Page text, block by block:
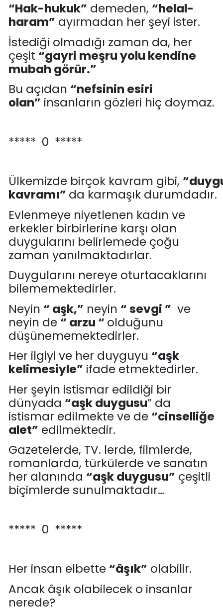
“Hak-hukuk” demeden, “helal-
haram” ayırmadan her şeyi ister.
İstediği olmadığı zaman da, her
çeşit “gayri meşru yolu kendine
mubah görür.”
Bu açıdan “nefsinin esiri
olan” insanların gözleri hiç doymaz.
***** 0 *****
Ülkemizde birçokkavram gibi,
kavramı” da karmaşıkdurumdadır.
Evlenmeye niyetlenen kadın ve
erkekler birbirlerine karşı olan
duygularını belirlemede çoğu
zaman yanılmaktadırlar.
Duygularını nereye oturtacaklarını
bilememektedirler.
Neyin “ aşk,” neyin “ sevgi ” ve
neyin de “ arzu “ olduğunu
düşünememektedirler.
Her ilgiyi ve her duyguyu “aşk
kelimesiyle” ifade etmektedirler.
Her şeyin istismar edildiği bir
dünyada “aşk duygusu” da
istismar edilmekte ve de “cinselliğe
alet” edilmektedir.
Gazetelerde, TV. lerde, filmlerde,
romanlarda, türkülerde ve sanatın
her alanında “aşk duygusu” çeşitli
biçimlerde sunulmaktadır…
***** 0 *****
Her insan elbette “âşık” olabilir.
Ancak âşıkolabilecek o insanlar
nerede?